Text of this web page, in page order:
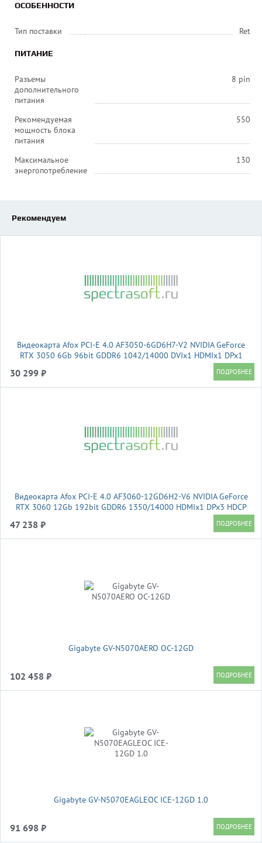
ОСОБЕННОСТИ
Тип поставки Ret
ПИТАНИЕ
Разъемы
дополнительного
питания
8 pin
Рекомендуемая
мощность блока
питания
550
Максимальное
энергопотребление
130
Рекомендуем
Видеокарта Afox PCI-E 4.0 AF3050-6GD6H7-V2 NVIDIA GeForce
RTX 3050 6Gb 96bit GDDR6 1042/14000 DVIx1 HDMIx1 DPx1
30 299 ₽
Видеокарта Afox PCI-E 4.0 AF3060-12GD6H2-V6 NVIDIA GeForce
RTX 3060 12Gb 192bit GDDR6 1350/14000 HDMIx1 DPx3 HDCP
47 238 ₽
Gigabyte GV-N5070AERO OC-12GD
102 458 ₽
Gigabyte GV-N5070EAGLEOC ICE-12GD 1.0
91 698 ₽